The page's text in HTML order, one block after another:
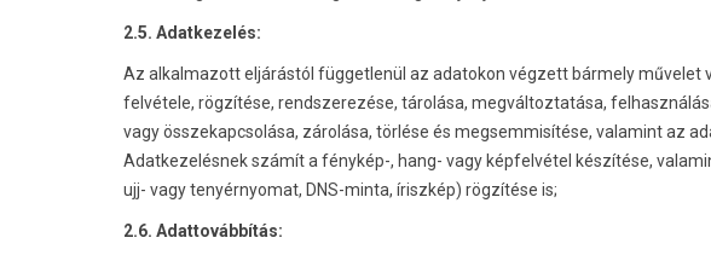
2.5. Adatkezelés:
Az alkalmazott eljárástól függetlenül az adatokon végzett bármely művelet
felvétele, rögzítése, rendszerezése, tárolása, megváltoztatása,
vagy összekapcsolása, zárolása, törlése és megsemmisítése, valamint az
Adatkezelésnek számít a fénykép-, hang- vagy képfelvétel készítése,
ujj- vagy tenyérnyomat, DNS-minta, íriszkép) rögzítése is;
2.6. Adattovábbítás: